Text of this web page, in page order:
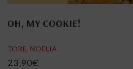
OH, MY COOKIE!
TORE, NOELIA
23,90€